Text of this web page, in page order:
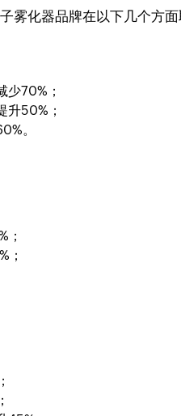
雾化器品牌在以下几个方面
少70%；
升50%；
。
；
；